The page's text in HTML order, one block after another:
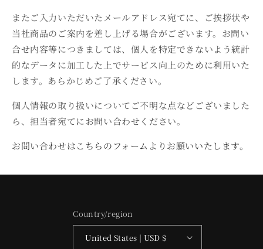
またご入力いただいたメールアドレス宛てに、ご挨拶状や
当社商品のご案内を差し上げる場合がございます。お問い
合せ内容等につきましては、個人を特定できないよう統計
的なデータに加工した上でサービス向上のために利用いた
します。あらかじめご了承ください。
個人情報の取り扱いについてご不明な点などございました
ら、担当者宛てにお問い合わせください。
お問い合わせはこちらのフォームよりお願いいたします。
Country/region
United States | USD $